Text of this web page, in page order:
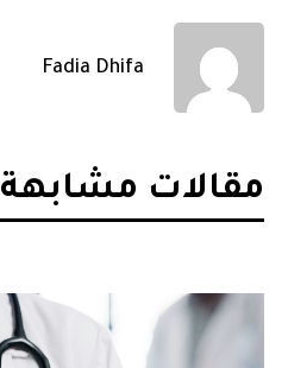
Fadia Dhifa
مقالات مشابهة​